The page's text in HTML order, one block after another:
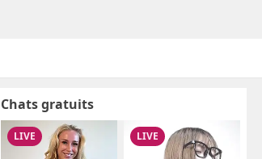
Chats gratuits